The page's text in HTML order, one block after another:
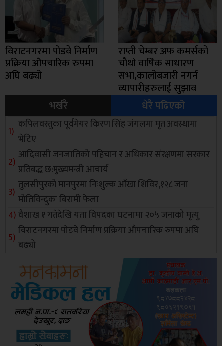
विराटनगरमा पोडवे निर्माण
प्रक्रिया औपचारिक रुपमा
अघि बढ्यो
राप्ती चेम्बर अफ कमर्सको
चाैथो वार्षिक साधारण
सभा,कालोबजारी नगर्न
व्यापारीहरुलाई सुझाव
भर्खरै
धेरै पढिएको
कपिलवस्तुका पूर्वमेयर किरण सिंह जंगलमा मृत अवस्थामा
भेटिए
आदिवासी जनजातिको पहिचान र अधिकार संरक्षणमा सरकार
प्रतिबद्ध छ:मुख्यमन्त्री आचार्य
तुलसीपुरको मानपुरमा निःशुल्क आँखा शिविर,१२८ जना
मोतिविन्दुका बिरामी फेला
वैशाख १ गतेदेखि यता विपदका घटनामा २०५ जनाको मृत्यु
विराटनगरमा पोडवे निर्माण प्रक्रिया औपचारिक रुपमा अघि
बढ्यो